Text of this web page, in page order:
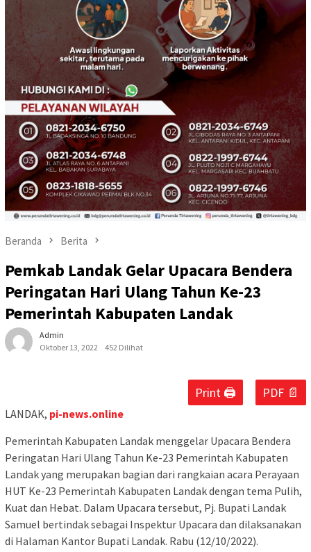
Beranda Berita
Pemkab Landak Gelar Upacara Bendera
Peringatan Hari Ulang Tahun Ke-23
Pemerintah Kabupaten Landak
Admin
Oktober 13, 2022
452 Dilihat
Print 🖨 PDF 📄
LANDAK, pi-news.online
Pemerintah Kabupaten Landak menggelar Upacara Bendera
Peringatan Hari Ulang Tahun Ke-23 Pemerintah Kabupaten
Landak yang merupakan bagian dari rangkaian acara Perayaan
HUT Ke-23 Pemerintah Kabupaten Landak dengan tema Pulih,
Kuat dan Hebat. Dalam Upacara tersebut, Pj. Bupati Landak
Samuel bertindak sebagai Inspektur Upacara dan dilaksanakan
di Halaman Kantor Bupati Landak. Rabu (12/10/2022).